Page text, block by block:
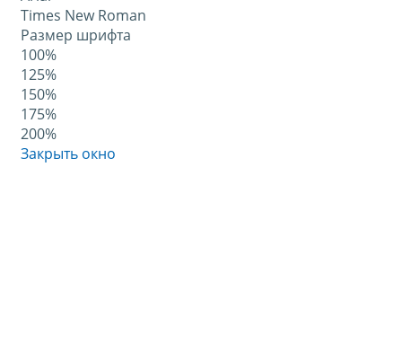
Times New Roman
Размер шрифта
100%
125%
150%
175%
200%
Закрыть окно